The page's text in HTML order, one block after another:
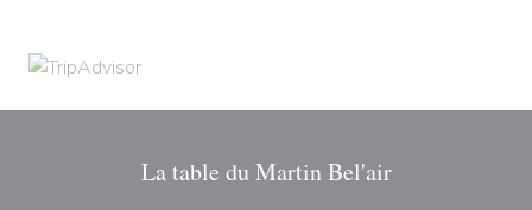
La table du Martin Bel'air